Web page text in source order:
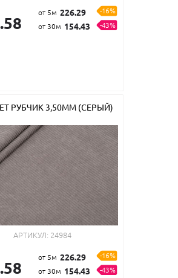
от 5м 226.29
-16%
от 30м 154.43 -43%
РУБЧИК 3,50ММ (СЕРЫЙ)
АРТИКУЛ: 24984
от 5м 226.29
-16%
от 30м 154.43 -43%